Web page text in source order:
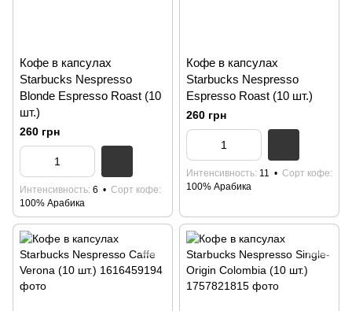
Кофе в капсулах
Starbucks Nespresso
Blonde Espresso Roast (10
шт.)
260 грн
Интенсивность 6
Сорт кофе
100% Арабика
Кофе в капсулах
Starbucks Nespresso
Espresso Roast (10 шт.)
260 грн
Интенсивность 11
Сорт кофе
100% Арабика